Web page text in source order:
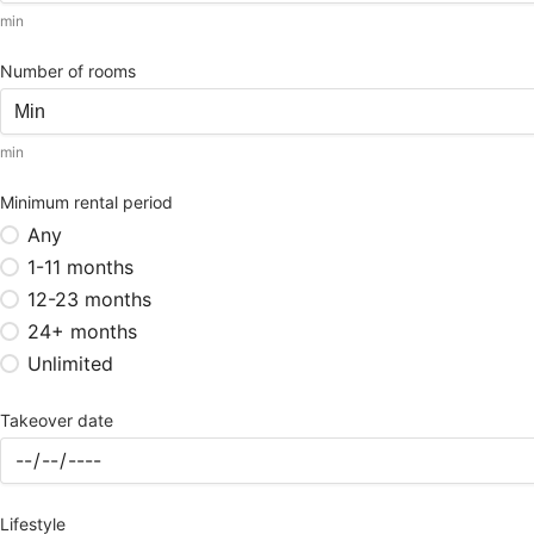
min
Number of rooms
min
Minimum rental period
Any
1-11 months
12-23 months
24+ months
Unlimited
Takeover date
Lifestyle